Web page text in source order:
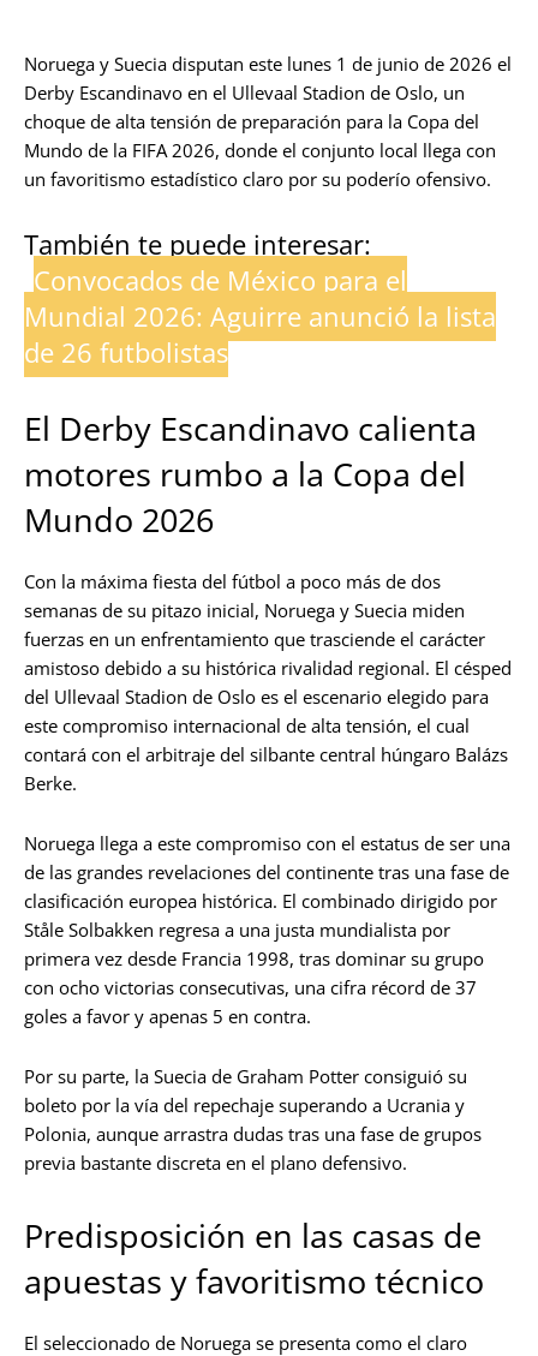
Noruega y Suecia disputan este lunes 1 de junio de 2026 el
Derby Escandinavo en el Ullevaal Stadion de Oslo, un
choque de alta tensión de preparación para la Copa del
Mundo de la FIFA 2026, donde el conjunto local llega con
un favoritismo estadístico claro por su poderío ofensivo.
También te puede interesar:
Convocados de México para el
Mundial 2026: Aguirre anunció la lista
de 26 futbolistas
El Derby Escandinavo calienta
motores rumbo a la Copa del
Mundo 2026
Con la máxima fiesta del fútbol a poco más de dos
semanas de su pitazo inicial, Noruega y Suecia miden
fuerzas en un enfrentamiento que trasciende el carácter
amistoso debido a su histórica rivalidad regional. El césped
del Ullevaal Stadion de Oslo es el escenario elegido para
este compromiso internacional de alta tensión, el cual
contará con el arbitraje del silbante central húngaro Balázs
Berke.
Noruega llega a este compromiso con el estatus de ser una
de las grandes revelaciones del continente tras una fase de
clasificación europea histórica. El combinado dirigido por
Ståle Solbakken regresa a una justa mundialista por
primera vez desde Francia 1998, tras dominar su grupo
con ocho victorias consecutivas, una cifra récord de 37
goles a favor y apenas 5 en contra.
Por su parte, la Suecia de Graham Potter consiguió su
boleto por la vía del repechaje superando a Ucrania y
Polonia, aunque arrastra dudas tras una fase de grupos
previa bastante discreta en el plano defensivo.
Predisposición en las casas de
apuestas y favoritismo técnico
El seleccionado de Noruega se presenta como el claro